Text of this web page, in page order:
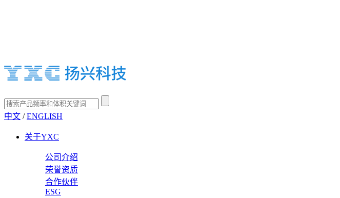
中文 /ENGLISH
关于YXC
公司介绍
荣誉资质
合作伙伴
ESG